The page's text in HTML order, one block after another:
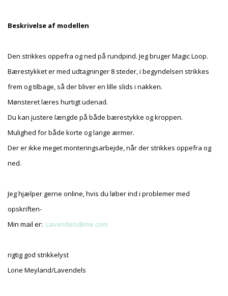
Beskrivelse af modellen
Den strikkes oppefra og ned på rundpind. Jeg bruger Magic Loop.
Bærestykket er med udtagninger 8 steder, i begyndelsen strikkes
frem og tilbage, så der bliver en lille slids i nakken.
Mønsteret læres hurtigt udenad.
Du kan justere længde på både bærestykke og kroppen.
Mulighed for både korte og lange ærmer.
Der er ikke meget monteringsarbejde, når der strikkes oppefra og
ned.
Jeg hjælper gerne online, hvis du løber ind i problemer med
opskriften-
Min mail er: Lavendels@me.com
rigtig god strikkelyst
Lone Meyland/Lavendels